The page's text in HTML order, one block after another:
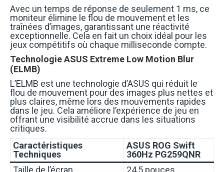
Avec un temps de réponse de seulement 1 ms, ce
moniteur élimine le flou de mouvement et les
traînées d’images, garantissant une réactivité
exceptionnelle. Cela en fait un choix idéal pour les
jeux compétitifs où chaque milliseconde compte.
Technologie ASUS Extreme Low Motion Blur
(ELMB)
L’ELMB est une technologie d’ASUS qui réduit le
flou de mouvement pour des images plus nettes et
plus claires, même lors des mouvements rapides
dans le jeu. Cela améliore l’expérience de jeu en
offrant une visibilité accrue dans les situations
critiques.
Caractéristiques
Techniques
ASUS ROG Swift
360Hz PG259QNR
Taille de l’écran
24,5 pouces